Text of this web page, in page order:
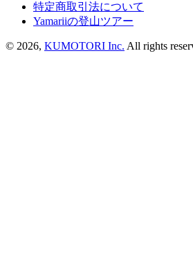
特定商取引法について
Yamariiの登山ツアー
© 2026, KUMOTORI Inc. All rights